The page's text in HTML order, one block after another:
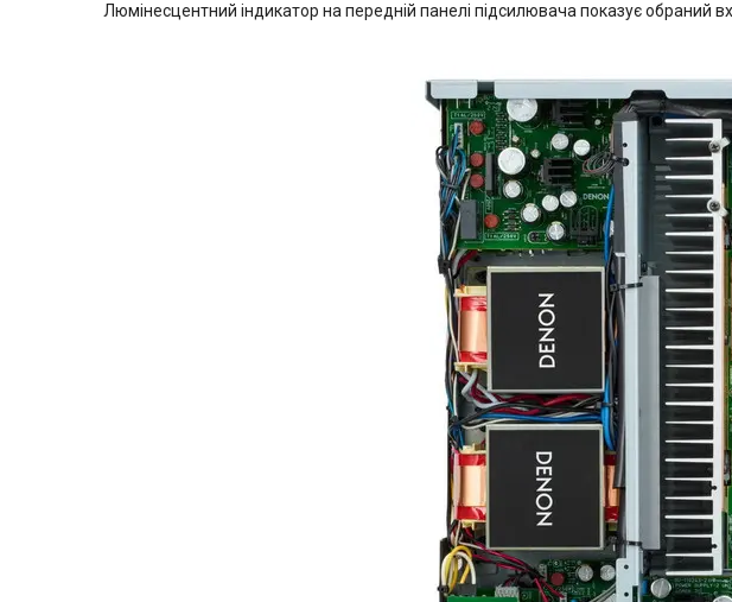
Люмінесцентний індикатор на передній панелі підсилювача показує обраний